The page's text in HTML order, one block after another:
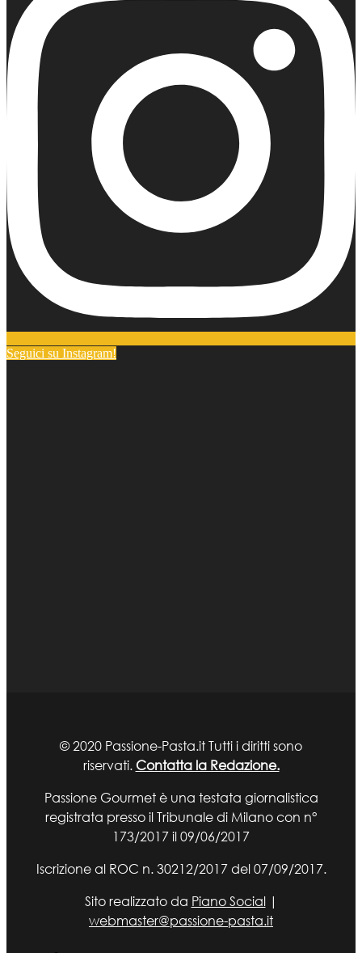
Seguici su Instagram!
© 2020 Passione-Pasta.it Tutti i diritti sono
riservati. Contatta la Redazione.
Passione Gourmet è una testata giornalistica
registrata presso il Tribunale di Milano con n°
173/2017 il 09/06/2017
Iscrizione al ROC n. 30212/2017 del 07/09/2017.
Sito realizzato da Piano Social|
webmaster@passione-pasta.it